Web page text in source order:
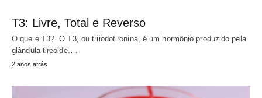
T3: Livre, Total e Reverso
O que é T3? O T3, ou triiodotironina, é um hormônio produzido pela
glândula tireóide.…
2 anos atrás